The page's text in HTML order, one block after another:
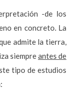
-de los
en concreto. La
admite la tierra,
siempreantes de
tipo de estudios